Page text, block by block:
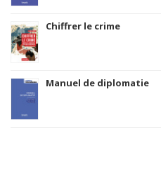
Chiffrer le crime
Manuel de diplomatie